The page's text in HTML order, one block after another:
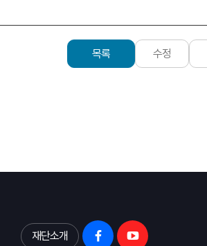
목록 수정
재단소개